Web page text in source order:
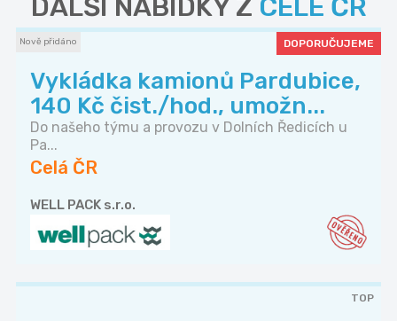
DALŠÍ NABÍDKY Z CELÉ ČR
Nově přidáno DOPORUČUJEME
Vykládka kamionů Pardubice,
140 Kč čist./hod., umožn...
Do našeho týmu a provozu v Dolních Ředicích u
Pa...
Celá ČR
WELL PACK s.r.o.
TOP